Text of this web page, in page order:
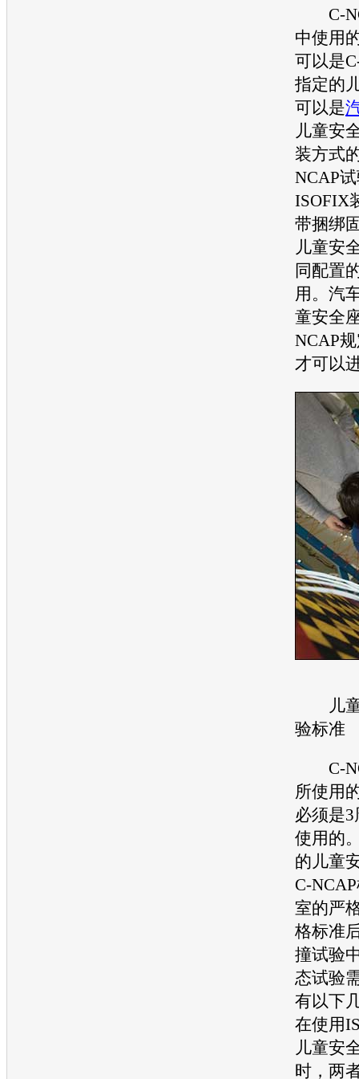
C-
中使用
可以是
指定的
可以是
儿童安
装方式
NCAP
ISOFIX
带捆绑
儿童安
同配置
用。 汽
童安全
NCAP
才可以
儿童
验标准
C-
所使用
必须是
使用的
的儿童
C-NCAP
室的严
格标准
撞试验
态试验
有以下
在使用
儿童安
时，两